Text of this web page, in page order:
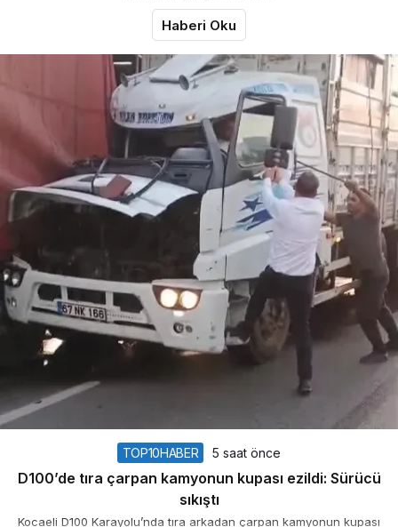
Haberi Oku
TOP10HABER 5 saat önce
D100’de tıra çarpan kamyonun kupası ezildi: Sürücü
sıkıştı
Kocaeli D100 Karayolu’nda tıra arkadan çarpan kamyonun kupası